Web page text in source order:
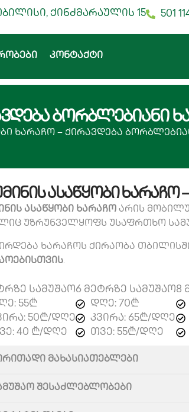
ქინძმარაულის 15 501
კონტაქტი
ბორბლებიანი
ხარაჩო – ქირავდება
ასაწყობი ხარაჩო
ასაწყობი ხარაჩოარის
უზრუნველყოფს უსაფრთხო
ხარაჩოს ქირაობა
.
სამუშაო
55₾
50₾/დღე
40 ₾/დღე
6 მეტრზე სამუშაო
დღე: 70₾
კვირა: 65₾/დღე
თვე: 55₾/დღე
8
მახასიათებლები
შესაძლებლობები